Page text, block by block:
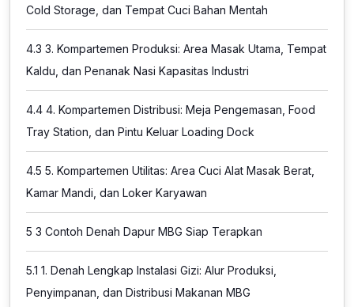
Cold Storage, dan Tempat Cuci Bahan Mentah
4.3 3. Kompartemen Produksi: Area Masak Utama, Tempat
Kaldu, dan Penanak Nasi Kapasitas Industri
4.4 4. Kompartemen Distribusi: Meja Pengemasan, Food
Tray Station, dan Pintu Keluar Loading Dock
4.5 5. Kompartemen Utilitas: Area Cuci Alat Masak Berat,
Kamar Mandi, dan Loker Karyawan
5 3 Contoh Denah Dapur MBG Siap Terapkan
5.1 1. Denah Lengkap Instalasi Gizi: Alur Produksi,
Penyimpanan, dan Distribusi Makanan MBG